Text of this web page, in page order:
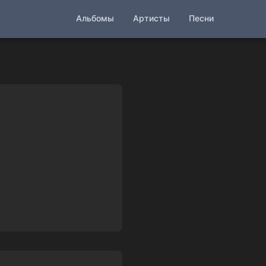
Альбомы Артисты Песни